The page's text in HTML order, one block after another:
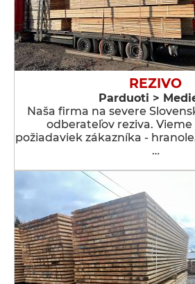
REZIVO
Parduoti >
Naša firma na severe
odberateľov reziva.
požiadaviek zákazníka -
…